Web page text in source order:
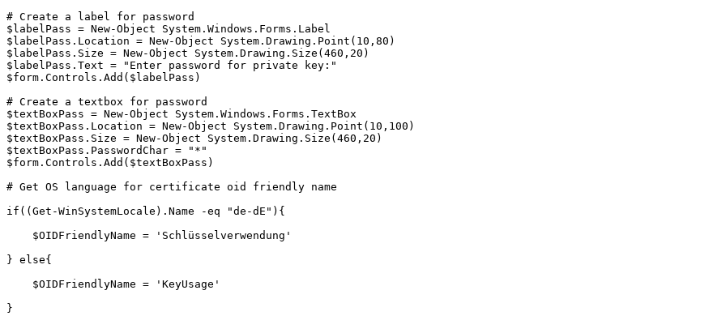
# Create a label for password
$labelPass = New-Object System.Windows.Forms.Label
$labelPass.Location = New-Object System.Drawing.Point(10,80)
$labelPass.Size = New-Object System.Drawing.Size(460,20)
$labelPass.Text = "Enter password for private key:"
$form.Controls.Add($labelPass)
# Create a textbox for password
$textBoxPass = New-Object System.Windows.Forms.TextBox
$textBoxPass.Location = New-Object System.Drawing.Point(10,100)
$textBoxPass.Size = New-Object System.Drawing.Size(460,20)
$textBoxPass.PasswordChar = "*"
$form.Controls.Add($textBoxPass)
# Get OS language for certificate oid friendly name
if((Get-WinSystemLocale).Name -eq "de-dE"){
    $OIDFriendlyName = 'Schlüsselverwendung'
} else{
    $OIDFriendlyName = 'KeyUsage'
}